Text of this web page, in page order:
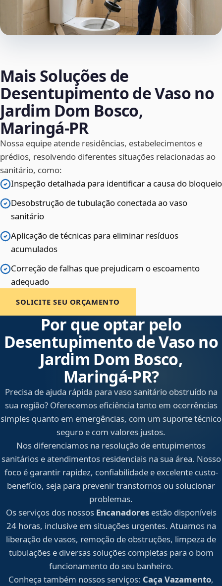
Mais Soluções de
Desentupimento de Vaso no
Jardim Dom Bosco,
Maringá‑PR
Nossa equipe atende residências, estabelecimentos e
prédios, resolvendo diferentes situações relacionadas ao
sanitário, como:
Inspeção detalhada para identificar a causa do bloqueio
Desobstrução de tubulação conectada ao vaso
sanitário
Aplicação de técnicas para eliminar resíduos
acumulados
Correção de falhas que prejudicam o escoamento
adequado
SOLICITE SEU ORÇAMENTO
Por que optar pelo
Desentupimento de Vaso no
Jardim Dom Bosco,
Maringá‑PR?
Precisa de ajuda rápida para vaso sanitário obstruído na
sua região? Oferecemos eficiência tanto em ocorrências
simples quanto em emergências, com um suporte técnico
seguro e com valores justos.
Nos diferenciamos na resolução de entupimentos
sanitários e atendimentos residenciais na sua área. Nosso
foco é garantir rapidez, confiabilidade e excelente custo-
benefício, seja para prevenir transtornos ou solucionar
problemas.
Os serviços dos nossos Encanadoresestão disponíveis
24 horas, inclusive em situações urgentes. Atuamos na
liberação de vasos, remoção de obstruções, limpeza de
tubulações e diversas soluções completas para o bom
funcionamento do seu banheiro.
Conheça também nossos serviços: Caça Vazamento,